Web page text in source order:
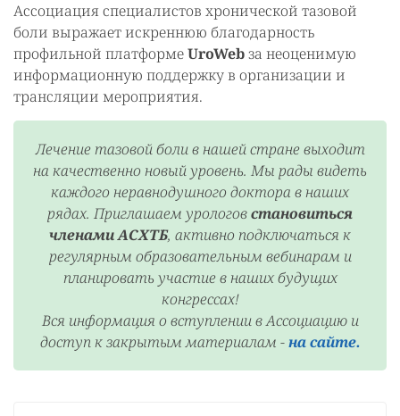
Ассоциация специалистов хронической тазовой
боли выражает искреннюю благодарность
профильной платформеUroWebза неоценимую
информационную поддержку в организации и
трансляции мероприятия.
Лечение тазовой боли в нашей стране выходит
на качественно новый уровень. Мы рады видеть
каждого неравнодушного доктора в наших
рядах. Приглашаем урологовстановиться
членами АСХТБ, активно подключаться к
регулярным образовательным вебинарам и
планировать участие в наших будущих
конгрессах!
Вся информация о вступлении в Ассоциацию и
доступ к закрытым материалам -на сайте.